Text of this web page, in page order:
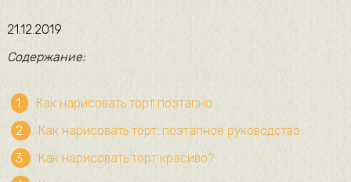
21.12.2019
Содержание:
Как нарисовать торт поэтапно
Как нарисовать торт: поэтапное руководство
Как нарисовать торт красиво?